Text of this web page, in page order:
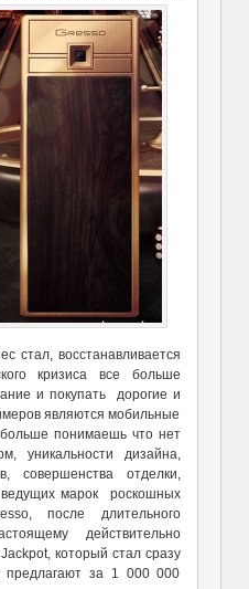
стал, восстанавливается
кризиса все больше
и покупать дорогие и
являются мобильные
понимаешь что нет
уникальности дизайна,
совершенства отделки,
марок роскошных
после длительного
действительно
который стал сразу
за 1 000 000